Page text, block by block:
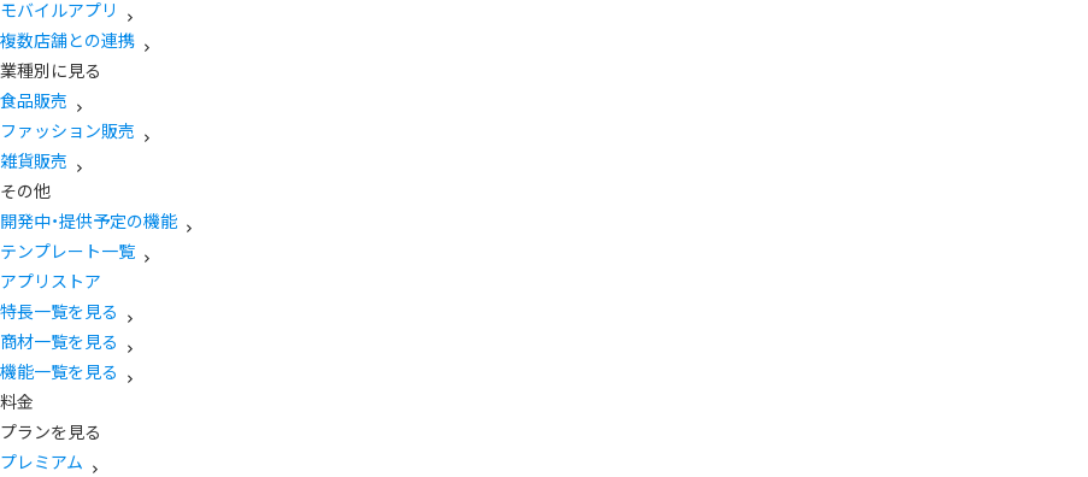
モバイルアプリ
複数店舗との連携
業種別に見る
食品販売
ファッション販売
雑貨販売
その他
開発中・提供予定の機能
テンプレート一覧
アプリストア
特長一覧を見る
商材一覧を見る
機能一覧を見る
料金
プランを見る
プレミアム